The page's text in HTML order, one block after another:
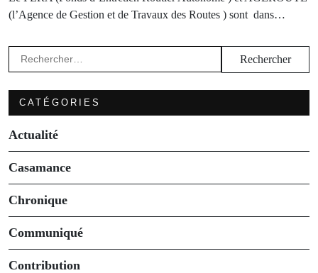
(l’Agence de Gestion et de Travaux des Routes ) sont dans…
Rechercher :
CATÉGORIES
Actualité
Casamance
Chronique
Communiqué
Contribution